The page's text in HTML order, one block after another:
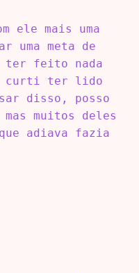
ele mais uma
uma meta de
ter feito nada
curti ter lido
disso, posso
muitos deles
adiava fazia